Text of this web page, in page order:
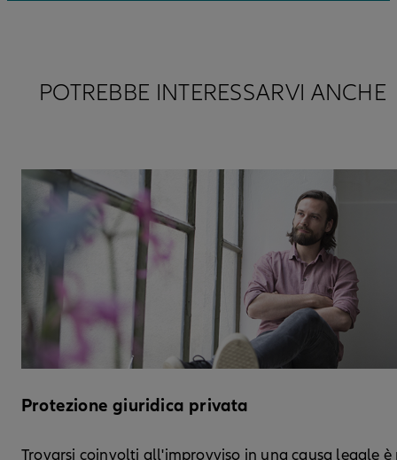
POTREBBE INTERESSARVI ANCHE
Protezione giuridica privata
Trovarsi coinvolti all'improvviso in una causa legale è